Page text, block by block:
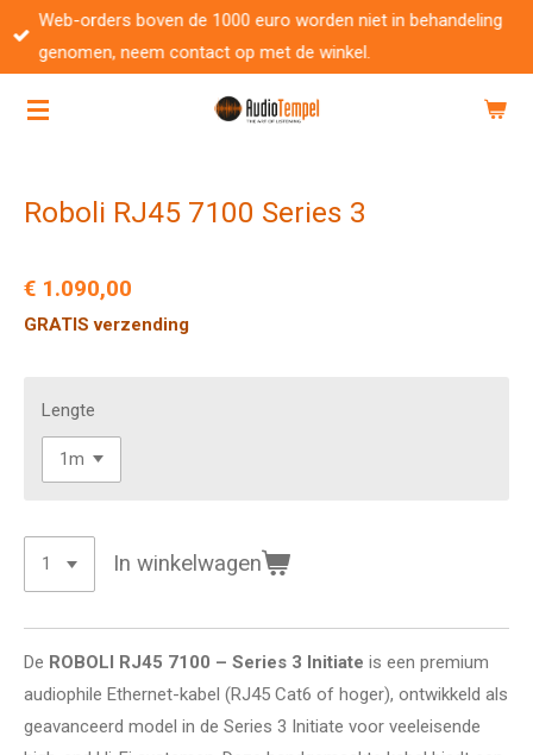
Ga
direct
de
Web-orders boven de 1000 euro worden niet in behandeling
genomen, neem contact op met de winkel.
Roboli RJ45 7100 Series 3
€ 1.090,00
GRATIS verzending
Lengte
In winkelwagen
De ROBOLI RJ45 7100 – Series 3 Initiate is een premium
audiophile Ethernet-kabel (RJ45 Cat6 of hoger), ontwikkeld als
geavanceerd model in de Series 3 Initiate voor veeleisende